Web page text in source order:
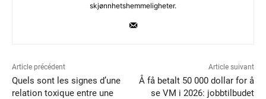
skjønnhetshemmeligheter.
Article précédent
Quels sont les signes d’une
relation toxique entre une
Article suivant
Å få betalt 50 000 dollar for å
se VM i 2026: jobbtilbudet